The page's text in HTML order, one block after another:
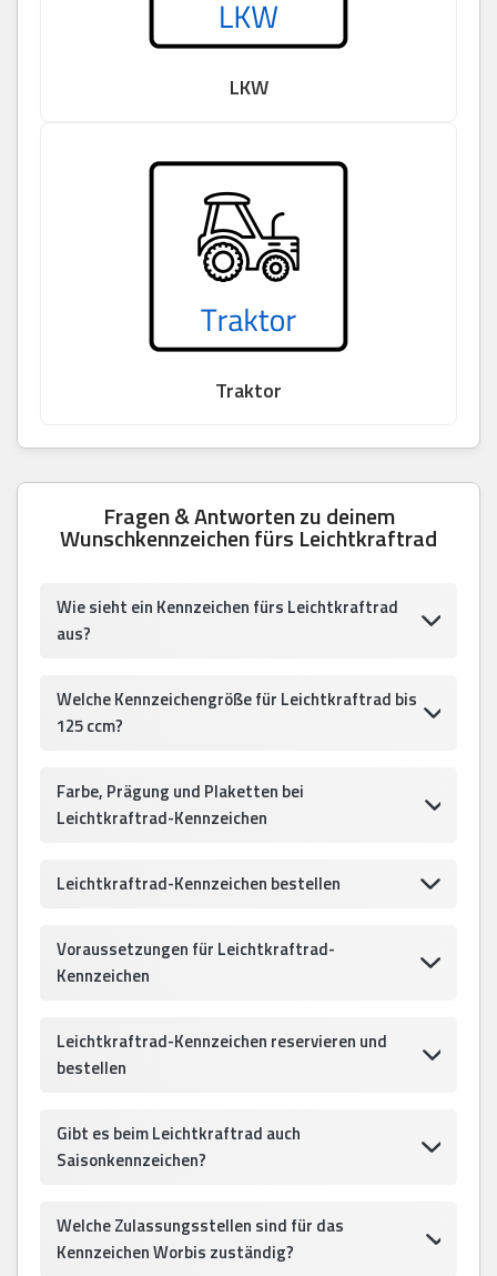
LKW
Traktor
Fragen & Antworten zu deinem
Wunschkennzeichen fürs Leichtkraftrad
Wie sieht ein Kennzeichen fürs Leichtkraftrad
aus?
Welche Kennzeichengröße für Leichtkraftrad bis
125 ccm?
Farbe, Prägung und Plaketten bei
Leichtkraftrad-Kennzeichen
Leichtkraftrad-Kennzeichen bestellen
Voraussetzungen für Leichtkraftrad-
Kennzeichen
Leichtkraftrad-Kennzeichen reservieren und
bestellen
Gibt es beim Leichtkraftrad auch
Saisonkennzeichen?
Welche Zulassungsstellen sind für das
Kennzeichen Worbis zuständig?